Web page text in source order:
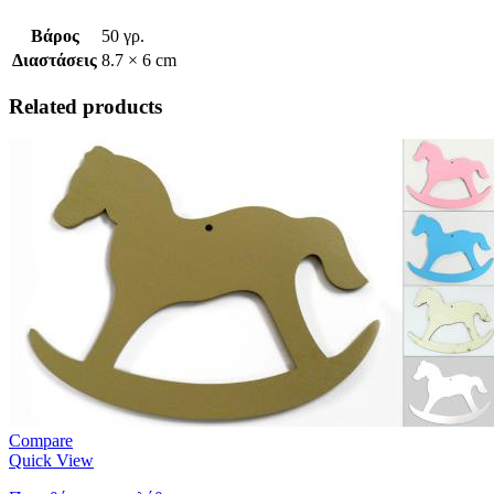
Βάρος
50 γρ.
Διαστάσεις 8.7 × 6 cm
Related products
Compare
Quick View